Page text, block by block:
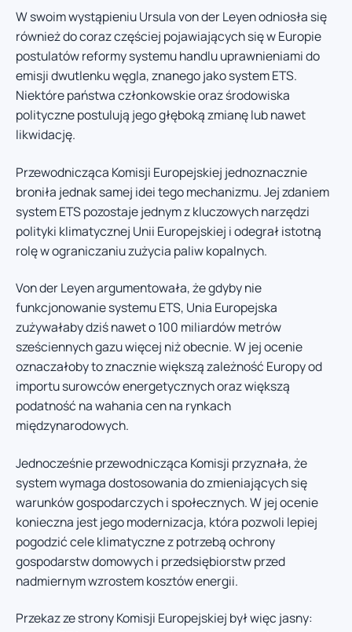
W swoim wystąpieniu Ursula von der Leyen odniosła się
również do coraz częściej pojawiających się w Europie
postulatów reformy systemu handlu uprawnieniami do
emisji dwutlenku węgla, znanego jako system ETS.
Niektóre państwa członkowskie oraz środowiska
polityczne postulują jego głęboką zmianę lub nawet
likwidację.
Przewodnicząca Komisji Europejskiej jednoznacznie
broniła jednak samej idei tego mechanizmu. Jej zdaniem
system ETS pozostaje jednym z kluczowych narzędzi
polityki klimatycznej Unii Europejskiej i odegrał istotną
rolę w ograniczaniu zużycia paliw kopalnych.
Von der Leyen argumentowała, że gdyby nie
funkcjonowanie systemu ETS, Unia Europejska
zużywałaby dziś nawet o 100 miliardów metrów
sześciennych gazu więcej niż obecnie. W jej ocenie
oznaczałoby to znacznie większą zależność Europy od
importu surowców energetycznych oraz większą
podatność na wahania cen na rynkach
międzynarodowych.
Jednocześnie przewodnicząca Komisji przyznała, że
system wymaga dostosowania do zmieniających się
warunków gospodarczych i społecznych. W jej ocenie
konieczna jest jego modernizacja, która pozwoli lepiej
pogodzić cele klimatyczne z potrzebą ochrony
gospodarstw domowych i przedsiębiorstw przed
nadmiernym wzrostem kosztów energii.
Przekaz ze strony Komisji Europejskiej był więc jasny: